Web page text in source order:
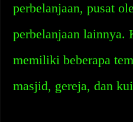
perbelanjaan, pusat
perbelanjaan lainnya.
memiliki beberapa
masjid, gereja, dan